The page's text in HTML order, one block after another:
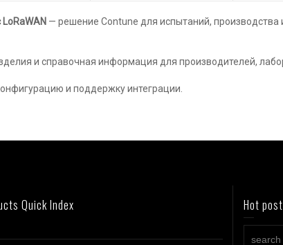
— решение Contune для испытаний, производства
и справочная информация для производителей,
и поддержку интеграции.
Quick Index Hot